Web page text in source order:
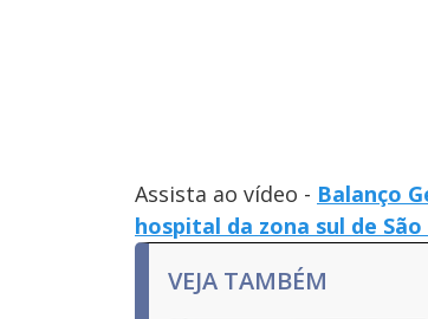
Assista ao vídeo - Balanço
hospital da zona sul de São
VEJA TAMBÉM